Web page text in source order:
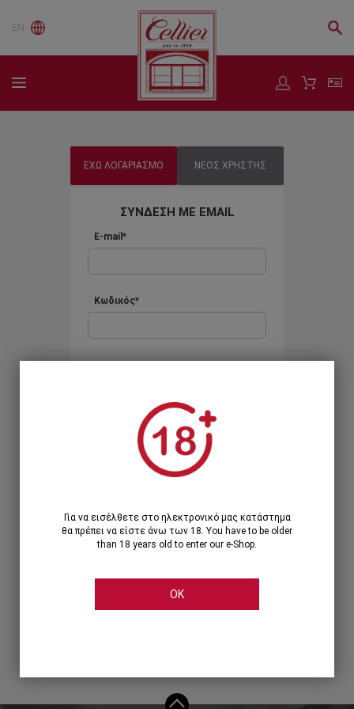
EN
ΕΧΩ ΛΟΓΑΡΙΑΣΜΟ ΝΕΟΣ ΧΡΗΣΤΗΣ
ΣΥΝΔΕΣΗ ΜΕ EMAIL
E-mail*
Κωδικός*
Ξεχάσατε τον κωδικό;
Ή
ΣΥΝΔΕΣΗ ΜΕ ...
Για να εισέλθετε στο ηλεκτρονικό μας κατάστημα
θα πρέπει να είστε άνω των 18. You have to be older
than 18 years old to enter our e-Shop.
OK